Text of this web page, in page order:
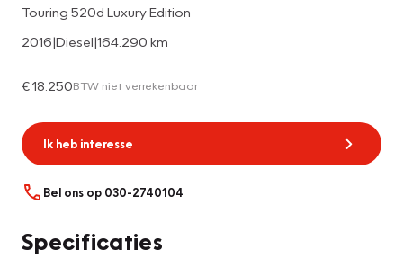
Touring 520d Luxury Edition
2016|Diesel|164.290 km
€ 18.250BTW niet verrekenbaar
Ik heb interesse
Bel ons op 030-2740104
Specificaties